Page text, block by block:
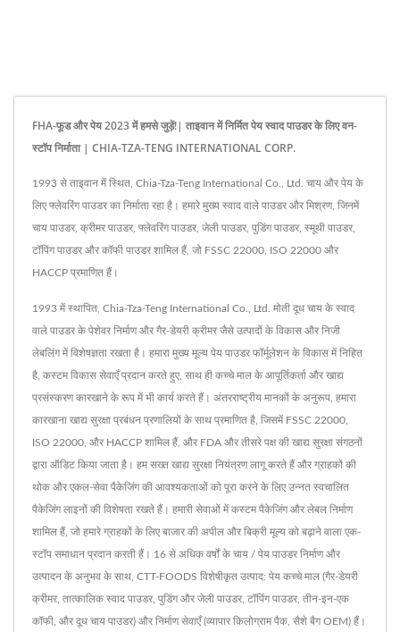
FHA-फूड और पेय 2023 में हमसे जुड़ें!| ताइवान में निर्मित पेय स्वाद पाउडर के लिए वन-
स्टॉप निर्माता | CHIA-TZA-TENG INTERNATIONAL CORP.
1993 से ताइवान में स्थित, Chia-Tza-Teng International Co., Ltd. चाय और पेय के
लिए फ्लेवरिंग पाउडर का निर्माता रहा है। हमारे मुख्य स्वाद वाले पाउडर और मिश्रण, जिनमें
चाय पाउडर, क्रीमर पाउडर, फ्लेवरिंग पाउडर, जेली पाउडर, पुडिंग पाउडर, स्मूथी पाउडर,
टॉपिंग पाउडर और कॉफी पाउडर शामिल हैं, जो FSSC 22000, ISO 22000 और
HACCP प्रमाणित हैं।
1993 में स्थापित, Chia-Tza-Teng International Co., Ltd. मोती दूध चाय के स्वाद
वाले पाउडर के पेशेवर निर्माण और गैर-डेयरी क्रीमर जैसे उत्पादों के विकास और निजी
लेबलिंग में विशेषज्ञता रखता है। हमारा मुख्य मूल्य पेय पाउडर फॉर्मूलेशन के विकास में निहित
है, कस्टम विकास सेवाएँ प्रदान करते हुए, साथ ही कच्चे माल के आपूर्तिकर्ता और खाद्य
प्रसंस्करण कारखाने के रूप में भी कार्य करते हैं। अंतरराष्ट्रीय मानकों के अनुरूप, हमारा
कारखाना खाद्य सुरक्षा प्रबंधन प्रणालियों के साथ प्रमाणित है, जिसमें FSSC 22000,
ISO 22000, और HACCP शामिल हैं, और FDA और तीसरे पक्ष की खाद्य सुरक्षा संगठनों
द्वारा ऑडिट किया जाता है। हम सख्त खाद्य सुरक्षा नियंत्रण लागू करते हैं और ग्राहकों की
थोक और एकल-सेवा पैकेजिंग की आवश्यकताओं को पूरा करने के लिए उन्नत स्वचालित
पैकेजिंग लाइनों की विशेषता रखते हैं। हमारी सेवाओं में कस्टम पैकेजिंग और लेबल निर्माण
शामिल हैं, जो हमारे ग्राहकों के लिए बाजार की अपील और बिक्री मूल्य को बढ़ाने वाला एक-
स्टॉप समाधान प्रदान करती हैं। 16 से अधिक वर्षों के चाय / पेय पाउडर निर्माण और
उत्पादन के अनुभव के साथ, CTT-FOODS विशेषीकृत उत्पाद: पेय कच्चे माल (गैर-डेयरी
क्रीमर, तात्कालिक स्वाद पाउडर, पुडिंग और जेली पाउडर, टॉपिंग पाउडर, तीन-इन-एक
कॉफी, और दूध चाय पाउडर) और निर्माण सेवाएँ (व्यापार किलोग्राम पैक, सैशे बैग OEM) हैं।